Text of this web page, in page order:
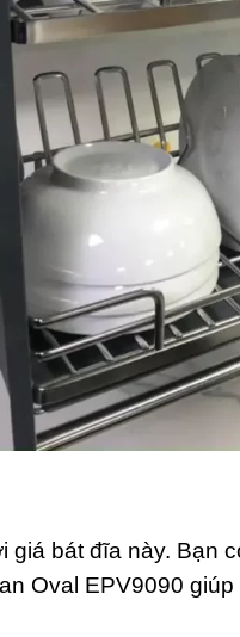
giá bát đĩa này. Bạn
Oval EPV9090